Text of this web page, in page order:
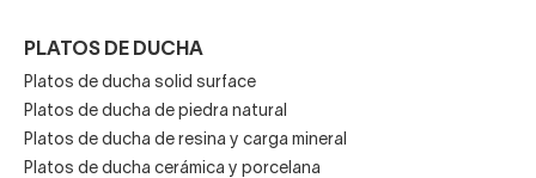
PLATOS DE DUCHA
Platos de ducha solid surface
Platos de ducha de piedra natural
Platos de ducha de resina y carga mineral
Platos de ducha cerámica y porcelana